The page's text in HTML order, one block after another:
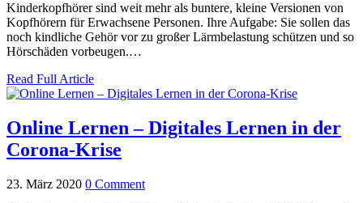
Kinderkopfhörer sind weit mehr als buntere, kleine Versionen von
Kopfhörern für Erwachsene Personen. Ihre Aufgabe: Sie sollen das
noch kindliche Gehör vor zu großer Lärmbelastung schützen und so
Hörschäden vorbeugen.…
Read Full Article
Online Lernen – Digitales Lernen in der
Corona-Krise
23. März 2020 0 Comment